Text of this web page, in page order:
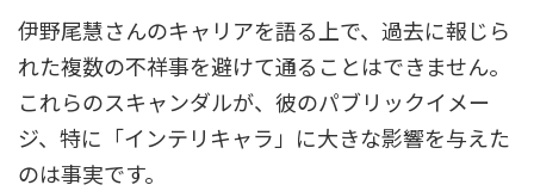
伊野尾慧さんのキャリアを語る上で、過去に報じら
れた複数の不祥事を避けて通ることはできません。
これらのスキャンダルが、彼のパブリックイメー
ジ、特に「インテリキャラ」に大きな影響を与えた
のは事実です。